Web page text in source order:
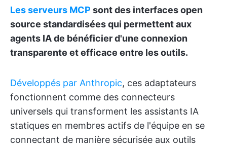
Les serveurs MCP sont des interfaces open
source standardisées qui permettent aux
agents IA de bénéficier d'une connexion
transparente et efficace entre les outils.
Développés par Anthropic, ces adaptateurs
fonctionnent comme des connecteurs
universels qui transforment les assistants IA
statiques en membres actifs de l'équipe en se
connectant de manière sécurisée aux outils